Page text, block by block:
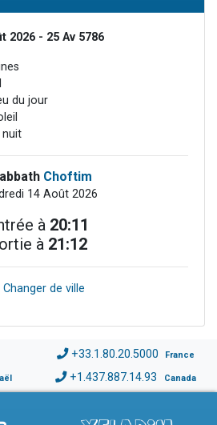
2026 - 25 Av 5786
du jour
nuit
Choftim
14 Août 2026
à 20:11
à 21:12
Changer de ville
+33.1.80.20.5000 France
+1.437.887.14.93 Canada